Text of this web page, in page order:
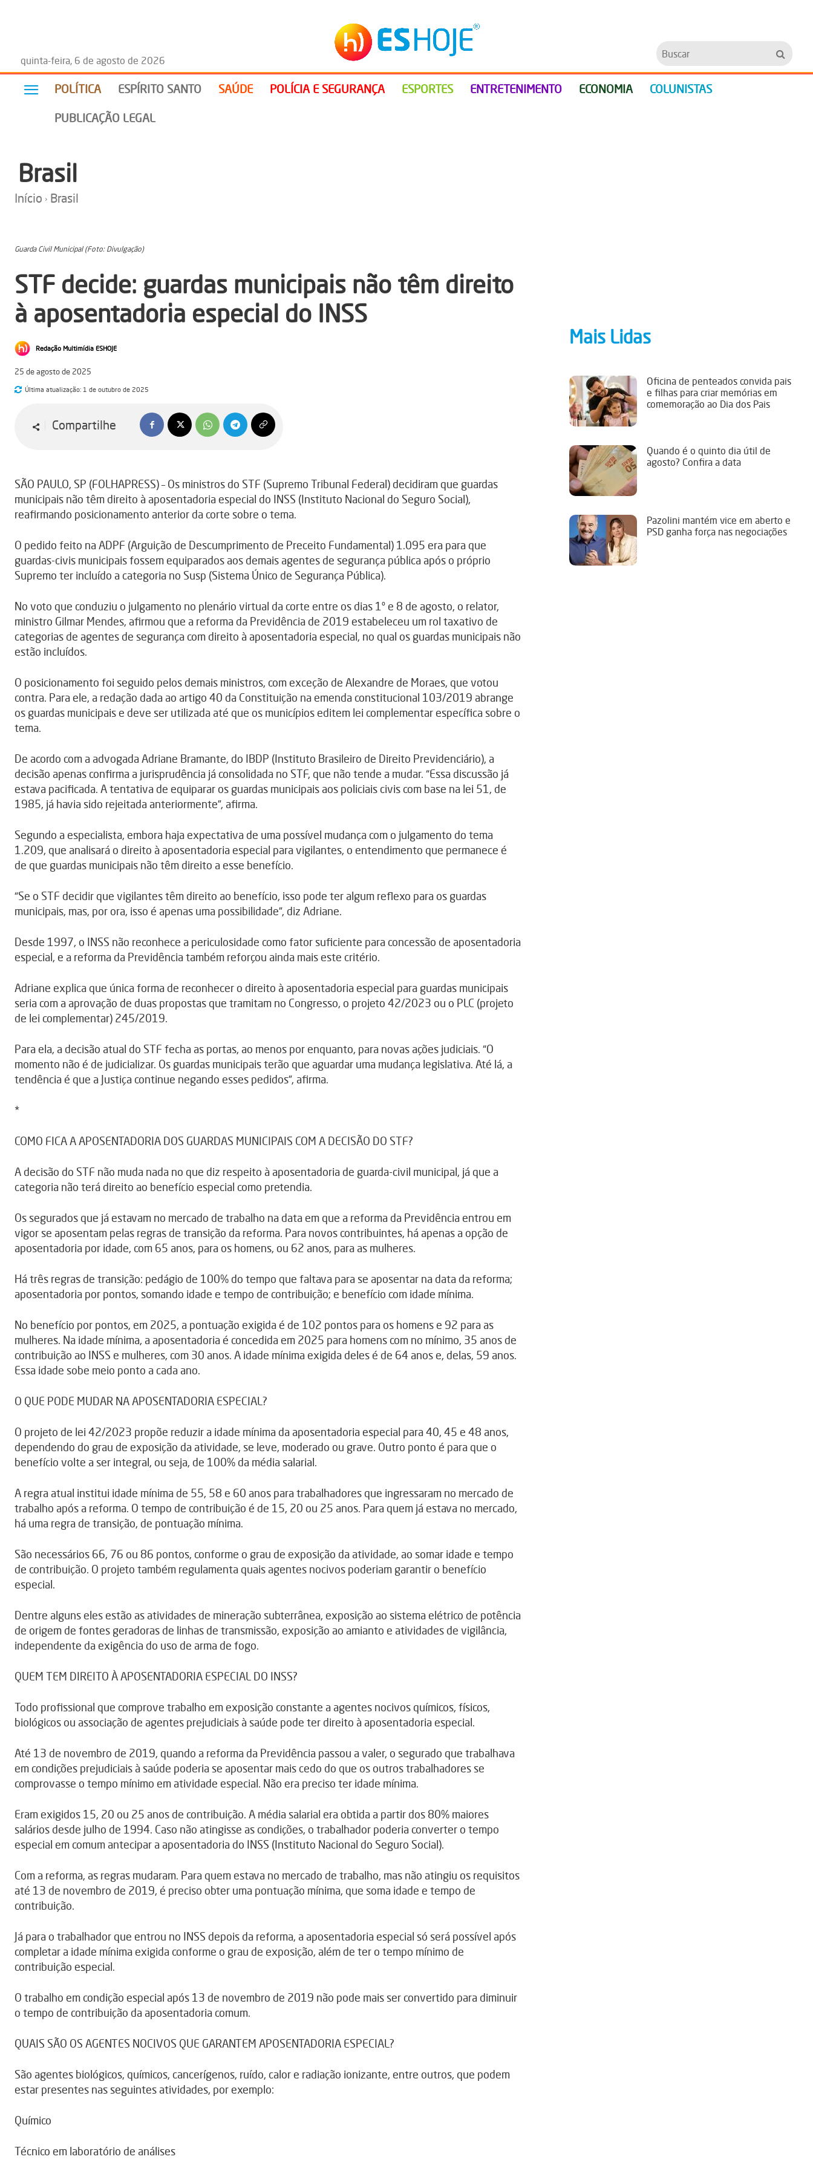
quinta-feira, 6 de agosto de 2026
Buscar
POLÍTICA ESPÍRITO SANTO SAÚDE POLÍCIA E SEGURANÇA ESPORTES ENTRETENIMENTO ECONOMIA COLUNISTAS
PUBLICAÇÃO LEGAL
Brasil
Início Brasil
Guarda Civil Municipal (Foto: Divulgação)
STF decide: guardas municipais não têm direito
à aposentadoria especial do INSS
Redação Multimídia ESHOJE
25 de agosto de 2025
Última atualização: 1 de outubro de 2025
Compartilhe
SÃO PAULO, SP (FOLHAPRESS) – Os ministros do STF (Supremo Tribunal Federal) decidiram que guardas
municipais não têm direito à aposentadoria especial do INSS (Instituto Nacional do Seguro Social),
reafirmando posicionamento anterior da corte sobre o tema.
O pedido feito na ADPF (Arguição de Descumprimento de Preceito Fundamental) 1.095 era para que
guardas-civis municipais fossem equiparados aos demais agentes de segurança pública após o próprio
Supremo ter incluído a categoria no Susp (Sistema Único de Segurança Pública).
No voto que conduziu o julgamento no plenário virtual da corte entre os dias 1º e 8 de agosto, o relator,
ministro Gilmar Mendes, afirmou que a reforma da Previdência de 2019 estabeleceu um rol taxativo de
categorias de agentes de segurança com direito à aposentadoria especial, no qual os guardas municipais não
estão incluídos.
O posicionamento foi seguido pelos demais ministros, com exceção de Alexandre de Moraes, que votou
contra. Para ele, a redação dada ao artigo 40 da Constituição na emenda constitucional 103/2019 abrange
os guardas municipais e deve ser utilizada até que os municípios editem lei complementar específica sobre o
tema.
De acordo com a advogada Adriane Bramante, do IBDP (Instituto Brasileiro de Direito Previdenciário), a
decisão apenas confirma a jurisprudência já consolidada no STF, que não tende a mudar. “Essa discussão já
estava pacificada. A tentativa de equiparar os guardas municipais aos policiais civis com base na lei 51, de
1985, já havia sido rejeitada anteriormente”, afirma.
Segundo a especialista, embora haja expectativa de uma possível mudança com o julgamento do tema
1.209, que analisará o direito à aposentadoria especial para vigilantes, o entendimento que permanece é
de que guardas municipais não têm direito a esse benefício.
“Se o STF decidir que vigilantes têm direito ao benefício, isso pode ter algum reflexo para os guardas
municipais, mas, por ora, isso é apenas uma possibilidade”, diz Adriane.
Desde 1997, o INSS não reconhece a periculosidade como fator suficiente para concessão de aposentadoria
especial, e a reforma da Previdência também reforçou ainda mais este critério.
Adriane explica que única forma de reconhecer o direito à aposentadoria especial para guardas municipais
seria com a aprovação de duas propostas que tramitam no Congresso, o projeto 42/2023 ou o PLC (projeto
de lei complementar) 245/2019.
Para ela, a decisão atual do STF fecha as portas, ao menos por enquanto, para novas ações judiciais. “O
momento não é de judicializar. Os guardas municipais terão que aguardar uma mudança legislativa. Até lá, a
tendência é que a Justiça continue negando esses pedidos”, afirma.
*
COMO FICA A APOSENTADORIA DOS GUARDAS MUNICIPAIS COM A DECISÃO DO STF?
A decisão do STF não muda nada no que diz respeito à aposentadoria de guarda-civil municipal, já que a
categoria não terá direito ao benefício especial como pretendia.
Os segurados que já estavam no mercado de trabalho na data em que a reforma da Previdência entrou em
vigor se aposentam pelas regras de transição da reforma. Para novos contribuintes, há apenas a opção de
aposentadoria por idade, com 65 anos, para os homens, ou 62 anos, para as mulheres.
Há três regras de transição: pedágio de 100% do tempo que faltava para se aposentar na data da reforma;
aposentadoria por pontos, somando idade e tempo de contribuição; e benefício com idade mínima.
No benefício por pontos, em 2025, a pontuação exigida é de 102 pontos para os homens e 92 para as
mulheres. Na idade mínima, a aposentadoria é concedida em 2025 para homens com no mínimo, 35 anos de
contribuição ao INSS e mulheres, com 30 anos. A idade mínima exigida deles é de 64 anos e, delas, 59 anos.
Essa idade sobe meio ponto a cada ano.
O QUE PODE MUDAR NA APOSENTADORIA ESPECIAL?
O projeto de lei 42/2023 propõe reduzir a idade mínima da aposentadoria especial para 40, 45 e 48 anos,
dependendo do grau de exposição da atividade, se leve, moderado ou grave. Outro ponto é para que o
benefício volte a ser integral, ou seja, de 100% da média salarial.
A regra atual institui idade mínima de 55, 58 e 60 anos para trabalhadores que ingressaram no mercado de
trabalho após a reforma. O tempo de contribuição é de 15, 20 ou 25 anos. Para quem já estava no mercado,
há uma regra de transição, de pontuação mínima.
São necessários 66, 76 ou 86 pontos, conforme o grau de exposição da atividade, ao somar idade e tempo
de contribuição. O projeto também regulamenta quais agentes nocivos poderiam garantir o benefício
especial.
Dentre alguns eles estão as atividades de mineração subterrânea, exposição ao sistema elétrico de potência
de origem de fontes geradoras de linhas de transmissão, exposição ao amianto e atividades de vigilância,
independente da exigência do uso de arma de fogo.
QUEM TEM DIREITO À APOSENTADORIA ESPECIAL DO INSS?
Todo profissional que comprove trabalho em exposição constante a agentes nocivos químicos, físicos,
biológicos ou associação de agentes prejudiciais à saúde pode ter direito à aposentadoria especial.
Até 13 de novembro de 2019, quando a reforma da Previdência passou a valer, o segurado que trabalhava
em condições prejudiciais à saúde poderia se aposentar mais cedo do que os outros trabalhadores se
comprovasse o tempo mínimo em atividade especial. Não era preciso ter idade mínima.
Eram exigidos 15, 20 ou 25 anos de contribuição. A média salarial era obtida a partir dos 80% maiores
salários desde julho de 1994. Caso não atingisse as condições, o trabalhador poderia converter o tempo
especial em comum antecipar a aposentadoria do INSS (Instituto Nacional do Seguro Social).
Com a reforma, as regras mudaram. Para quem estava no mercado de trabalho, mas não atingiu os requisitos
até 13 de novembro de 2019, é preciso obter uma pontuação mínima, que soma idade e tempo de
contribuição.
Já para o trabalhador que entrou no INSS depois da reforma, a aposentadoria especial só será possível após
completar a idade mínima exigida conforme o grau de exposição, além de ter o tempo mínimo de
contribuição especial.
O trabalho em condição especial após 13 de novembro de 2019 não pode mais ser convertido para diminuir
o tempo de contribuição da aposentadoria comum.
QUAIS SÃO OS AGENTES NOCIVOS QUE GARANTEM APOSENTADORIA ESPECIAL?
São agentes biológicos, químicos, cancerígenos, ruído, calor e radiação ionizante, entre outros, que podem
estar presentes nas seguintes atividades, por exemplo:
Químico
Técnico em laboratório de análises
Mais Lidas
Oficina de penteados convida pais
e filhas para criar memórias em
comemoração ao Dia dos Pais
Quando é o quinto dia útil de
agosto? Confira a data
Pazolini mantém vice em aberto e
PSD ganha força nas negociações